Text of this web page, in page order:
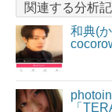
関連する分析
和典(
「